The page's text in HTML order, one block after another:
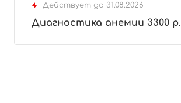
Действует до 31.08.2026
Диагностика анемии 3300 р.